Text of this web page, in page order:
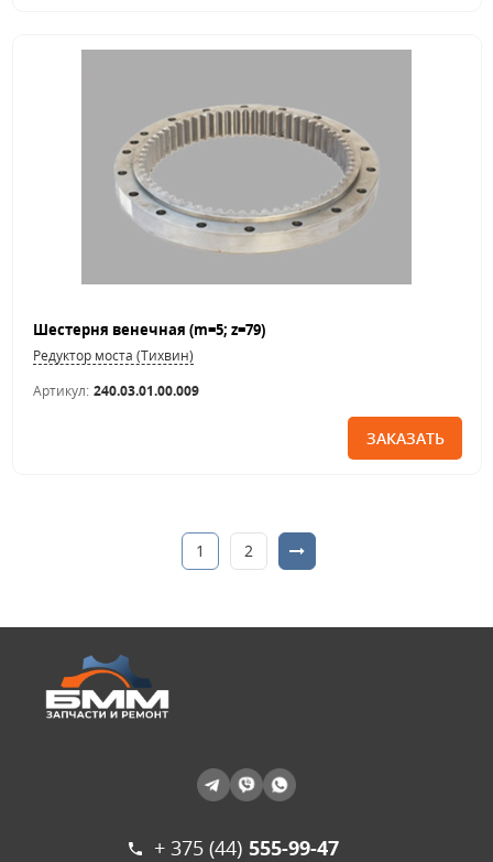
Шестерня венечная (m=5; z=79)
Редуктор моста (Тихвин)
Артикул: 240.03.01.00.009
ЗАКАЗАТЬ
1 2
+ 375 (44) 555-99-47